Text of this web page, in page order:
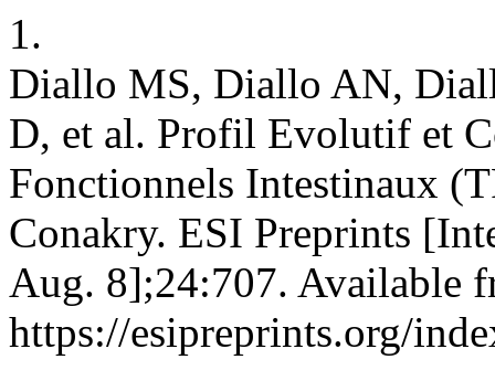
1.
Diallo MS, Diallo AN,
D, et al. Profil Evolutif et
Fonctionnels Intestinaux
Conakry. ESI Preprints
Aug. 8];24:707. Available
https://esipreprints.org/